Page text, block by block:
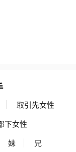
取引先女性
下女性
妹
兄